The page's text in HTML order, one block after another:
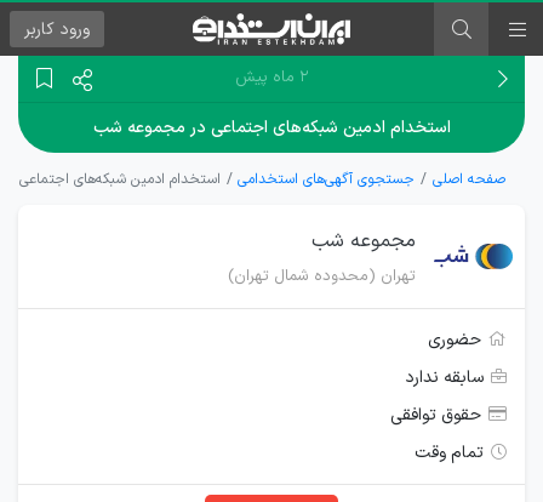
ورود کاربر
۲ ماه پیش
استخدام ادمین شبکه‌های اجتماعی در مجموعه شب
صفحه اصلی جستجوی آگهی‌های استخدامی استخدام ادمین شبکه‌های اجتماعی
مجموعه شب
تهران (محدوده شمال تهران)
حضوری
سابقه ندارد
حقوق توافقی
تمام وقت